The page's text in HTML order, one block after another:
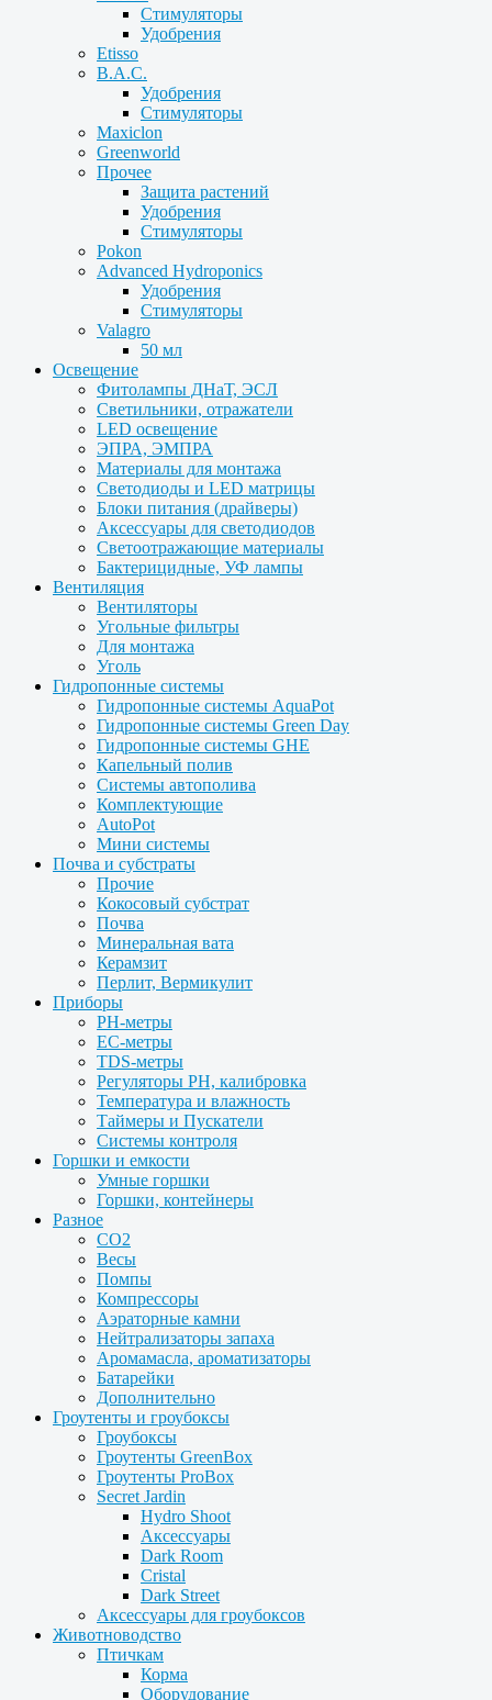
Стимуляторы
Удобрения
Etisso
B.A.C.
Удобрения
Стимуляторы
Maxiclon
Greenworld
Прочее
Защита растений
Удобрения
Стимуляторы
Pokon
Advanced Hydroponics
Удобрения
Стимуляторы
Valagro
50 мл
Освещение
Фитолампы ДНаТ, ЭСЛ
Светильники, отражатели
LED освещение
ЭПРА, ЭМПРА
Материалы для монтажа
Светодиоды и LED матрицы
Блоки питания (драйверы)
Аксессуары для светодиодов
Светоотражающие материалы
Бактерицидные, УФ лампы
Вентиляция
Вентиляторы
Угольные фильтры
Для монтажа
Уголь
Гидропонные системы
Гидропонные системы AquaPot
Гидропонные системы Green Day
Гидропонные системы GHE
Капельный полив
Системы автополива
Комплектующие
AutoPot
Мини системы
Почва и субстраты
Прочие
Кокосовый субстрат
Почва
Минеральная вата
Керамзит
Перлит, Вермикулит
Приборы
PH-метры
EC-метры
TDS-метры
Регуляторы PH, калибровка
Температура и влажность
Таймеры и Пускатели
Системы контроля
Горшки и емкости
Умные горшки
Горшки, контейнеры
Разное
CO2
Весы
Помпы
Компрессоры
Аэраторные камни
Нейтрализаторы запаха
Аромамасла, ароматизаторы
Батарейки
Дополнительно
Гроутенты и гроубоксы
Гроубоксы
Гроутенты GreenBox
Гроутенты ProBox
Secret Jardin
Hydro Shoot
Аксессуары
Dark Room
Cristal
Dark Street
Аксессуары для гроубоксов
Животноводство
Птичкам
Корма
Оборудование